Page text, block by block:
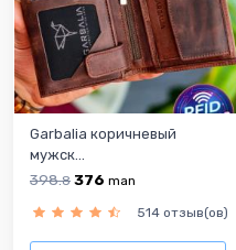
Garbalia коричневый
мужск...
398.8 376 man
514 отзыв(ов)